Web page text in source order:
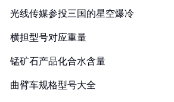
光线传媒参投三国的星空爆冷
横担型号对应重量
锰矿石产品化合水含量
曲臂车规格型号大全